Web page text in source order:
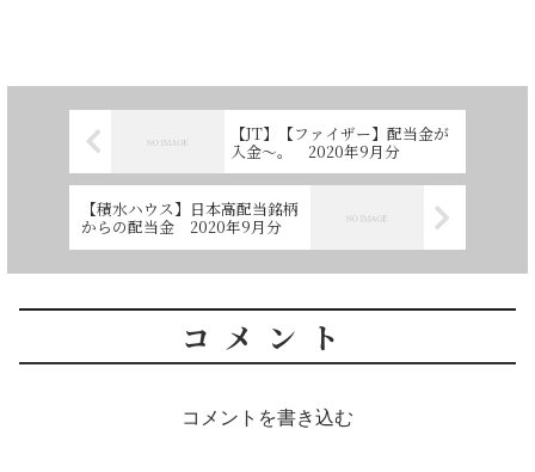
【JT】【ファイザー】配当金が
入金～。 2020年9月分
【積水ハウス】日本高配当銘柄
からの配当金 2020年9月分
コメント
コメントを書き込む